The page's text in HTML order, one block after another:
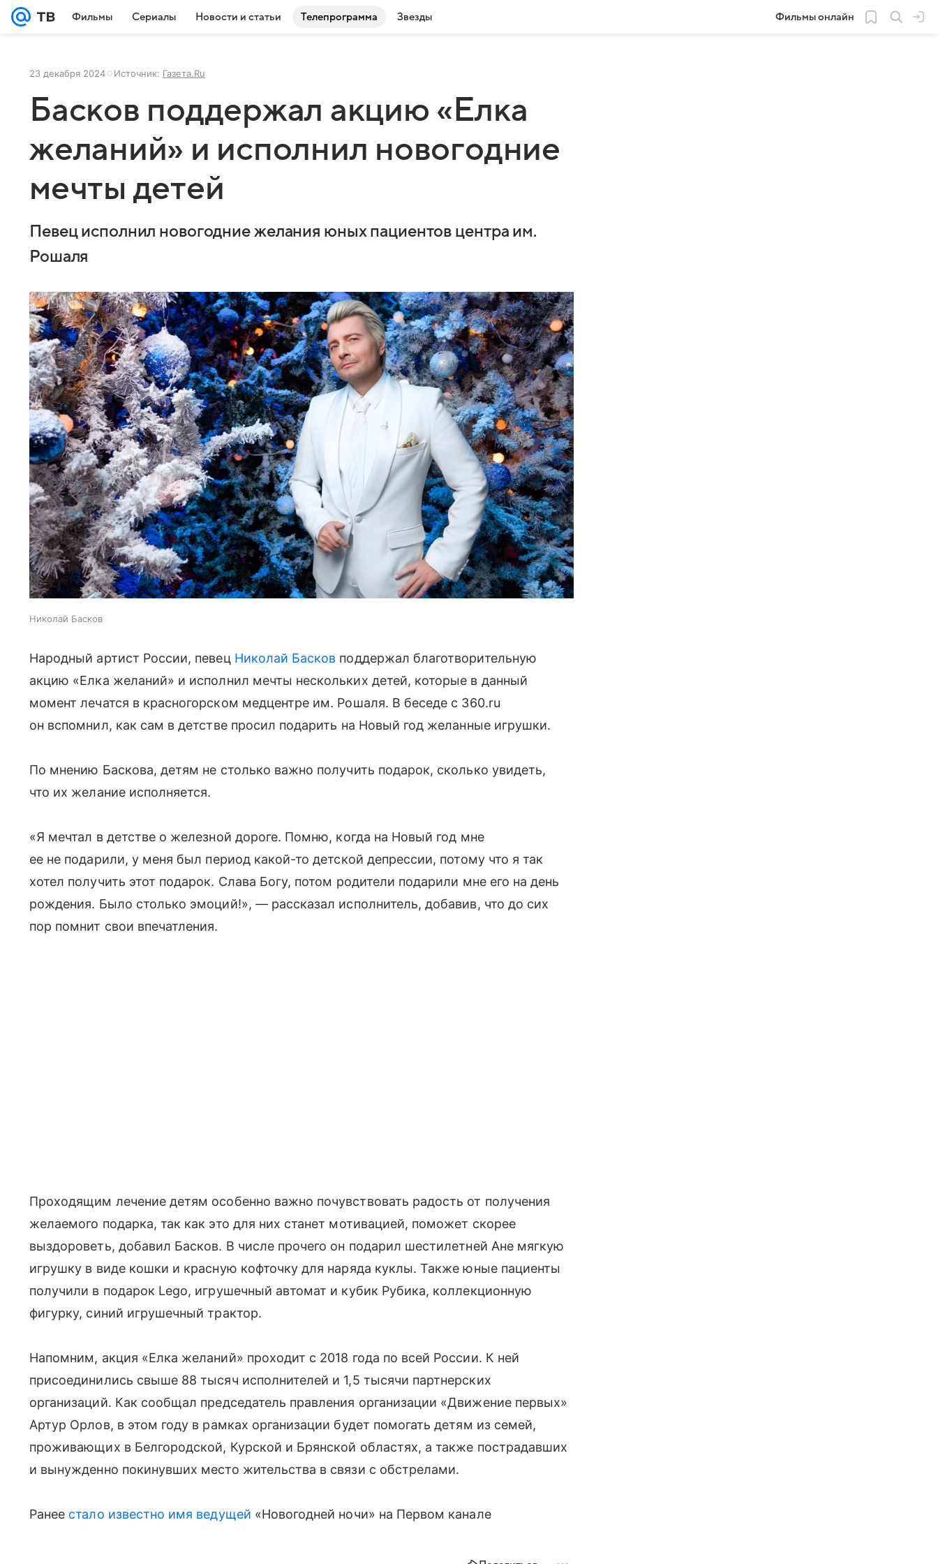
Фильмы Сериалы Новости и статьи Телепрограмма Звезды Фильмы онлайн
23 декабря 2024 Источник: Газета.Ru
Басков поддержал акцию «Елка
желаний» и исполнил новогодние
мечты детей
Певец исполнил новогодние желания юных пациентов центра им.
Рошаля
Николай Басков
Народный артист России, певец Николай Басков поддержал благотворительную
акцию «Елка желаний» и исполнил мечты нескольких детей, которые в данный
момент лечатся в красногорском медцентре им. Рошаля. В беседе с 360.ru
он вспомнил, как сам в детстве просил подарить на Новый год желанные игрушки.
По мнению Баскова, детям не столько важно получить подарок, сколько увидеть,
что их желание исполняется.
«Я мечтал в детстве о железной дороге. Помню, когда на Новый год мне
ее не подарили, у меня был период какой-то детской депрессии, потому что я так
хотел получить этот подарок. Слава Богу, потом родители подарили мне его на день
рождения. Было столько эмоций!», — рассказал исполнитель, добавив, что до сих
пор помнит свои впечатления.
Проходящим лечение детям особенно важно почувствовать радость от получения
желаемого подарка, так как это для них станет мотивацией, поможет скорее
выздороветь, добавил Басков. В числе прочего он подарил шестилетней Ане мягкую
игрушку в виде кошки и красную кофточку для наряда куклы. Также юные пациенты
получили в подарок Lego, игрушечный автомат и кубик Рубика, коллекционную
фигурку, синий игрушечный трактор.
Напомним, акция «Елка желаний» проходит с 2018 года по всей России. К ней
присоединились свыше 88 тысяч исполнителей и 1,5 тысячи партнерских
организаций. Как сообщал председатель правления организации «Движение первых»
Артур Орлов, в этом году в рамках организации будет помогать детям из семей,
проживающих в Белгородской, Курской и Брянской областях, а также пострадавших
и вынужденно покинувших место жительства в связи с обстрелами.
Ранее стало известно имя ведущей «Новогодней ночи» на Первом канале